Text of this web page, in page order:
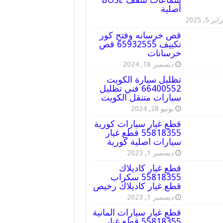
أصلية
5, 2025
قص خرسانه وفتح كور
تكييف 65932555 قص
خرسانات
ديسمبر 18, 2024
تظليل سيارة الكويت
66400552 فني تظليل
سيارات متنقل الكويت
يونيو 28, 2024
قطع غيار سيارات كورية
55818355 قطع غيار
سيارات اصلية كورية
ديسمبر 1, 2023
قطع غيار كاديلاك
55818355 سكراب
قطع غيار كاديلاك رخيص
ديسمبر 1, 2023
قطع غيار سيارات المانية